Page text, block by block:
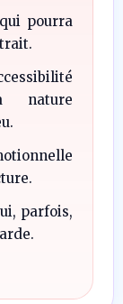
pourra
nature
parfois,